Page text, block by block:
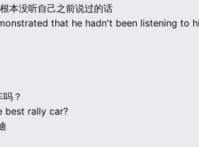
本没听自己之前说过的话
that he hadn't been listening to
？
best rally car?